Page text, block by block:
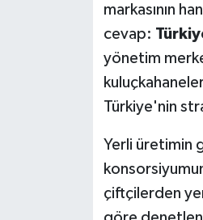
markasının
cevap:
yönetim
Türkiye'nin
Yerli üretimin
çiftçilerden